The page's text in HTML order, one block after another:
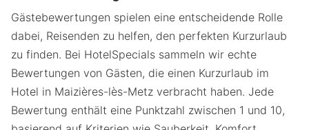
Gästebewertungen spielen eine entscheidende Rolle
dabei, Reisenden zu helfen, den perfekten Kurzurlaub
zu finden. Bei HotelSpecials sammeln wir echte
Bewertungen von Gästen, die einen Kurzurlaub im
Hotel in Maizières-lès-Metz verbracht haben. Jede
Bewertung enthält eine Punktzahl zwischen 1 und 10,